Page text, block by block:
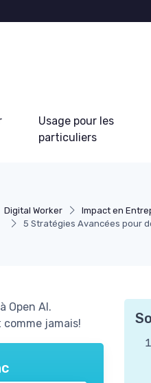
Usage pour les
particuliers
Digital Worker Impact en
5 Stratégies Avancées pour
Open AI.
jamais!